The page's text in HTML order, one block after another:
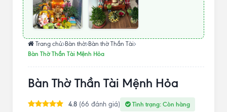
Trang chủ Bàn thờ Bàn thờ Thần Tài
Bàn Thờ Thần Tài Mệnh Hỏa
Bàn Thờ Thần Tài Mệnh Hỏa
4.8 (66 đánh giá) Tình trạng: Còn hàng